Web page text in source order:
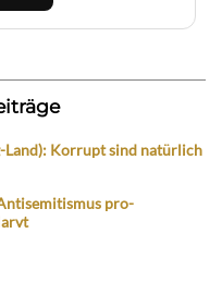
Land): Korrupt sind natürlich
pro-